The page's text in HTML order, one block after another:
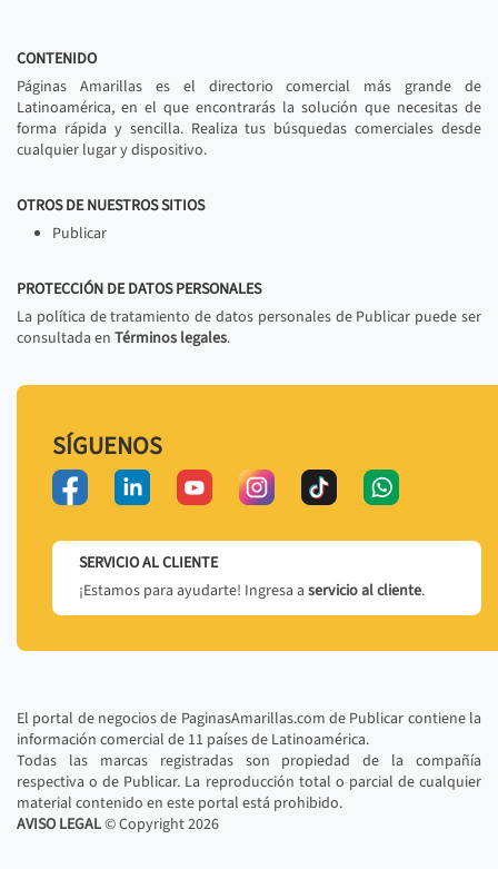
CONTENIDO
Páginas Amarillas es el directorio comercial más grande de
Latinoamérica, en el que encontrarás la solución que necesitas de
forma rápida y sencilla. Realiza tus búsquedas comerciales desde
cualquier lugar y dispositivo.
OTROS DE NUESTROS SITIOS
Publicar
PROTECCIÓN DE DATOS PERSONALES
La política de tratamiento de datos personales de Publicar puede ser
consultada en Términos legales.
SÍGUENOS
SERVICIO AL CLIENTE
¡Estamos para ayudarte! Ingresa a servicio al cliente.
El portal de negocios de PaginasAmarillas.com de Publicar contiene la
información comercial de 11 países de Latinoamérica.
Todas las marcas registradas son propiedad de la compañía
respectiva o de Publicar. La reproducción total o parcial de cualquier
material contenido en este portal está prohibido.
AVISO LEGAL© Copyright2026